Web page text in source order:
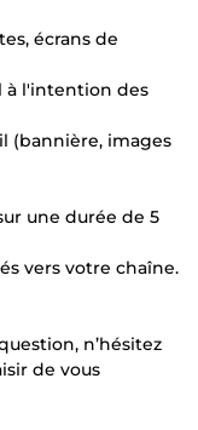
écrans de
à l'intention des
(bannière, images
une durée de 5
vers votre chaîne.
n’hésitez
de vous